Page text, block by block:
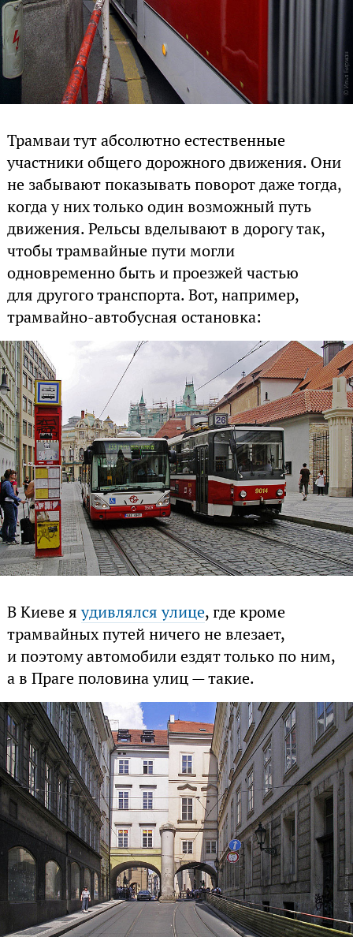
Трамваи тут абсолютно естественные
участники общего дорожного движения. Они
не забывают показывать поворот даже тогда,
когда у них только один возможный путь
движения. Рельсы вделывают в дорогу так,
чтобы трамвайные пути могли
одновременно быть и проезжей частью
для другого транспорта. Вот, например,
трамвайно-автобусная остановка:
В Киеве яудивлялся улице, где кроме
трамвайных путей ничего не влезает,
и поэтому автомобили ездят только по ним,
а в Праге половина улиц — такие.